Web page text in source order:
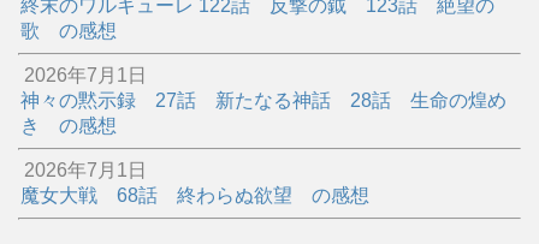
終末のワルキューレ 122話 反撃の鉞 123話 絶望の
歌 の感想
2026年7月1日
神々の黙示録 27話 新たなる神話 28話 生命の煌め
き の感想
2026年7月1日
魔女大戦 68話 終わらぬ欲望 の感想